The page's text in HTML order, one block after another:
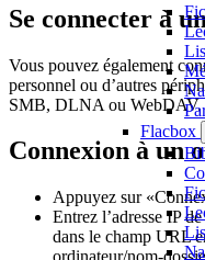
Flacbox
Se connecter à
Vous pouvez également
personnel ou d’autres
SMB, DLNA ou WebDAV.
Connexion à un
Appuyez sur
Entrez l’adresse IP
dans le champ URL